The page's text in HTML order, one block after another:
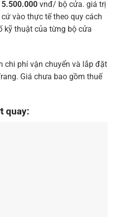
5.500.000 vnđ/ bộ cửa. giá trị
vào thực tế theo quy cách
kỹ thuật của từng bộ cửa
chi phí vận chuyển và lắp đặt
Giá chưa bao gồm thuế
quay: